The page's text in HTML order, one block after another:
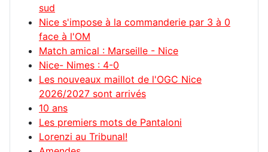
sud
Nice s'impose à la commanderie par 3 à 0
face à l'OM
Match amical : Marseille - Nice
Nice- Nimes : 4-0
Les nouveaux maillot de l'OGC Nice
2026/2027 sont arrivés
10 ans
Les premiers mots de Pantaloni
Lorenzi au Tribunal!